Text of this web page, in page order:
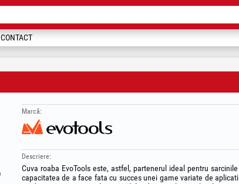
CONTACT
Marcă:
Descriere:
Cuva roaba EvoTools este, astfel, partenerul ideal pentru
capacitatea de a face fata cu succes unei game variate de